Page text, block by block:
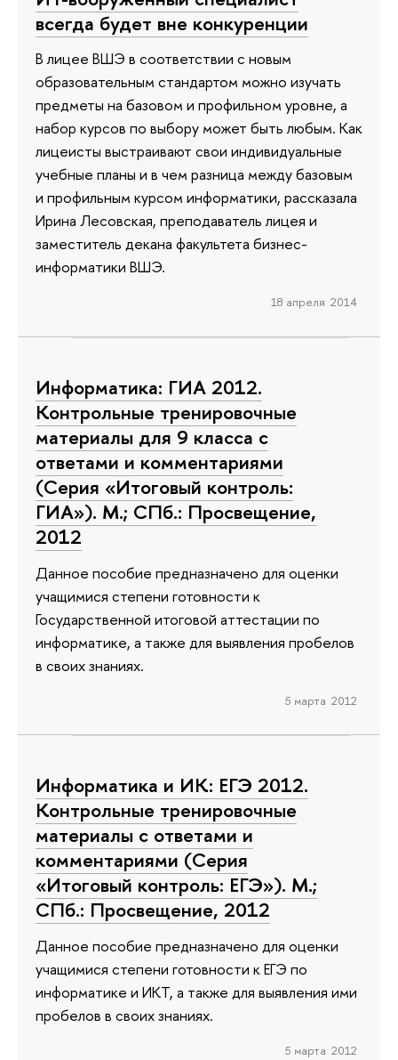
всегда будет вне конкуренции
В лицее ВШЭ в соответствии с новым
образовательным стандартом можно изучать
предметы на базовом и профильном уровне, а
набор курсов по выбору может быть любым. Как
лицеисты выстраивают свои индивидуальные
учебные планы и в чем разница между базовым
и профильным курсом информатики, рассказала
Ирина Лесовская, преподаватель лицея и
заместитель декана факультета бизнес-
информатики ВШЭ.
18 апреля 2014
Информатика: ГИА 2012.
Контрольные тренировочные
материалы для 9 класса с
ответами и комментариями
(Серия «Итоговый контроль:
ГИА»). М.; СПб.: Просвещение,
2012
Данное пособие предназначено для оценки
учащимися степени готовности к
Государственной итоговой аттестации по
информатике, а также для выявления пробелов
в своих знаниях.
5 марта 2012
Информатика и ИК: ЕГЭ 2012.
Контрольные тренировочные
материалы с ответами и
комментариями (Серия
«Итоговый контроль: ЕГЭ»). М.;
СПб.: Просвещение, 2012
Данное пособие предназначено для оценки
учащимися степени готовности к ЕГЭ по
информатике и ИКТ, а также для выявления ими
пробелов в своих знаниях.
5 марта 2012